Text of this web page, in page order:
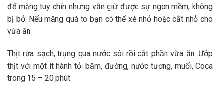
để măng tuy chín nhưng vẫn giữ được sự ngon mềm, không
bị bở. Nếu măng quá to bạn có thể xé nhỏ hoặc cắt nhỏ cho
vừa ăn.
Thịt rửa sạch, trụng qua nước sôi rồi cắt phần vừa ăn. Ướp
thịt với một ít hành tỏi băm, đường, nước tương, muối, Coca
trong 15 – 20 phút.